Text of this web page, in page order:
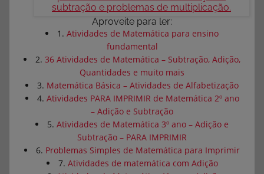
Aproveite para ler:
1. Atividades de Matemática para ensino
fundamental
2. 36 Atividades de Matemática – Subtração, Adição,
Quantidades e muito mais
3. Matemática Básica – Atividades de Alfabetização
4. Atividades PARA IMPRIMIR de Matemática 2º ano
– Adição e Subtração
5. Atividades de Matemática 3º ano – Adição e
Subtração – PARA IMPRIMIR
6. Problemas Simples de Matemática para Imprimir
7. Atividades de matemática com Adição